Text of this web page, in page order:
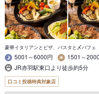
豪華イタリアンとピザ、パスタと〆パフェ
5001～6000円
1501～
JR赤羽駅東口より徒歩約5分
口コミ投稿特典対象店